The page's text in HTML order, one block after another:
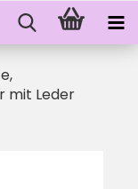
mit Leder